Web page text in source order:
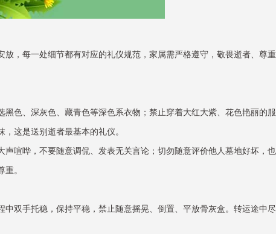
，每一处细节都有对应的礼仪规范，家属需严格遵守，敬畏逝者、尊
色、深灰色、藏青色等深色系衣物；禁止穿着大红大紫、花色艳丽的服
这是送别逝者最基本的礼仪。
喧哗，不要随意调侃、发表无关言论；切勿随意评价他人墓地好坏，
。
双手托稳，保持平稳，禁止随意摇晃、倒置、平放骨灰盒。转运途中